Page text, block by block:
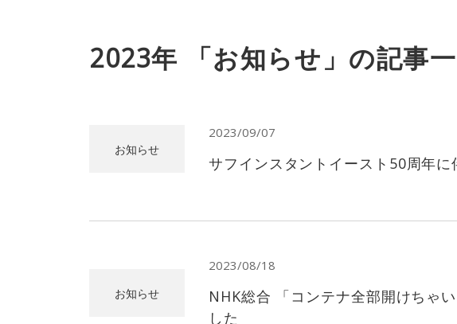
2023年 「お知らせ」の記事
お知らせ
2023/09/07
サフインスタントイースト50周年
お知らせ
2023/08/18
NHK総合 「コンテナ全部開けちゃ
した